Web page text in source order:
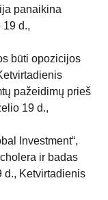
panaikina
19 d.,
būti opozicijos
pažeidimų prieš
19 d.,
Investment“,
ir badas
d., Ketvirtadienis